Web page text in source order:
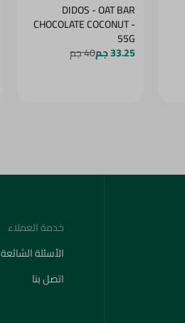
DIDOS - OAT BAR
CHOCOLATE COCONUT -
55G
33.25 جم 40 جم
خدمة العملاء
الأسئلة الشائعة
اتصل بنا